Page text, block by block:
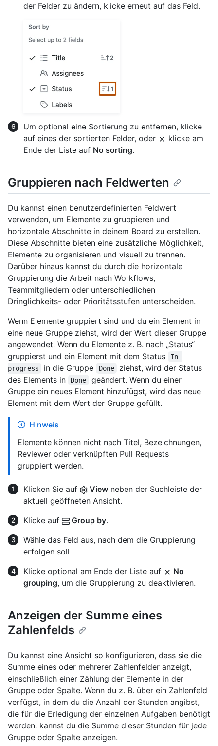
der Felder zu ändern, klicke erneut auf das Feld.
Um optional eine Sortierung zu entfernen, klicke
auf eines der sortierten Felder, oder
klicke am
Ende der Liste auf No sorting.
Gruppieren nach Feldwerten
Du kannst einen benutzerdefinierten Feldwert
verwenden, um Elemente zu gruppieren und
horizontale Abschnitte in deinem Board zu erstellen.
Diese Abschnitte bieten eine zusätzliche Möglichkeit,
Elemente zu organisieren und visuell zu trennen.
Darüber hinaus kannst du durch die horizontale
Gruppierung die Arbeit nach Workflows,
Teammitgliedern oder unterschiedlichen
Dringlichkeits- oder Prioritätsstufen unterscheiden.
Wenn Elemente gruppiert sind und du ein Element in
eine neue Gruppe ziehst, wird der Wert dieser Gruppe
angewendet. Wenn du Elemente z. B. nach „Status“
gruppierst und ein Element mit dem Status
In
progress
in die Gruppe Done
ziehst, wird der Status
des Elements in
Done
geändert. Wenn du einer
Gruppe ein neues Element hinzufügst, wird das neue
Element mit dem Wert der Gruppe gefüllt.
Hinweis
Elemente können nicht nach Titel, Bezeichnungen,
Reviewer oder verknüpften Pull Requests
gruppiert werden.
Klicken Sie auf View neben der Suchleiste der
aktuell geöffneten Ansicht.
Klicke auf
Group by.
Wähle das Feld aus, nach dem die Gruppierung
erfolgen soll.
Klicke optional am Ende der Liste auf
No
grouping, um die Gruppierung zu deaktivieren.
Anzeigen der Summe eines
Zahlenfelds
Du kannst eine Ansicht so konfigurieren, dass sie die
Summe eines oder mehrerer Zahlenfelder anzeigt,
einschließlich einer Zählung der Elemente in der
Gruppe oder Spalte. Wenn du z. B. über ein Zahlenfeld
verfügst, in dem du die Anzahl der Stunden angibst,
die für die Erledigung der einzelnen Aufgaben benötigt
werden, kannst du die Summe dieser Stunden für jede
Gruppe oder Spalte anzeigen.